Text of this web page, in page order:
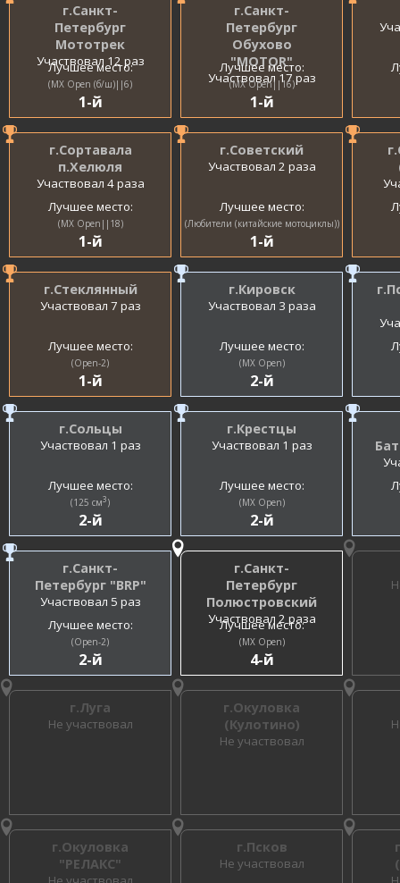
г.Санкт-
Петербург
Мототрек
Участвовал 12 раз
Лучшее место:
(MX Open (б/ш)||6)
1-й
г.Санкт-
Петербург
Обухово
"MOTOR"
Участвовал 17 раз
Лучшее место:
(MX Open||16)
1-й
г.Сортавала
п.Хелюля
Участвовал 4 раза
Лучшее место:
(MX Open||18)
1-й
г.Советский
Участвовал 2 раза
Лучшее место:
(Любители (китайские мотоциклы))
1-й
г.Стеклянный
Участвовал 7 раз
Лучшее место:
(Open-2)
1-й
г.Кировск
Участвовал 3 раза
Лучшее место:
(MX Open)
2-й
г.Сольцы
Участвовал 1 раз
Лучшее место:
(125 см3)
2-й
г.Крестцы
Участвовал 1 раз
Лучшее место:
(MX Open)
2-й
г.Санкт-
Петербург "BRP"
Участвовал 5 раз
Лучшее место:
(Open-2)
2-й
г.Санкт-
Петербург
Полюстровский
Участвовал 2 раза
Лучшее место:
(MX Open)
4-й
г.Луга
Не участвовал
г.Окуловка
(Кулотино)
Не участвовал
г.Окуловка
"РЕЛАКС"
г.Псков
Не участвовал